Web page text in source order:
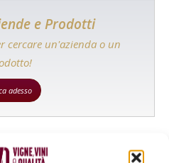
e Prodotti
cercare un'azienda o un
adesso